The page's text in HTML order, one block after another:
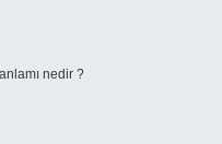
nedir ?